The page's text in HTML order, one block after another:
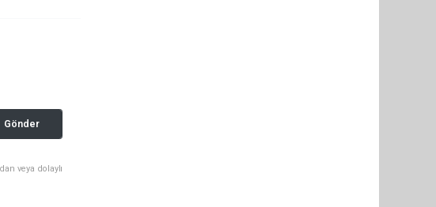
Gönder
veya dolaylı